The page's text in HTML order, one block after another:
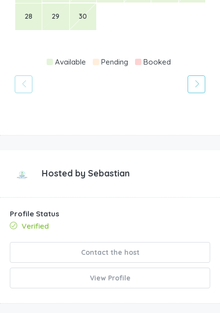
28 29 30
Available Pending Booked
Hosted by Sebastian
Profile Status
Verified
Contact the host
View Profile